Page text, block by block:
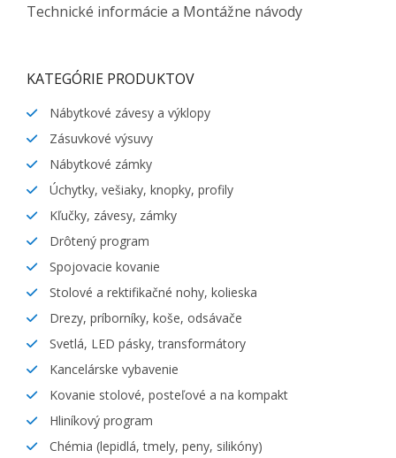
Technické informácie a Montážne návody
KATEGÓRIE PRODUKTOV
Nábytkové závesy a výklopy
Zásuvkové výsuvy
Nábytkové zámky
Úchytky, vešiaky, knopky, profily
Kľučky, závesy, zámky
Drôtený program
Spojovacie kovanie
Stolové a rektifikačné nohy, kolieska
Drezy, príborníky, koše, odsávače
Svetlá, LED pásky, transformátory
Kancelárske vybavenie
Kovanie stolové, posteľové a na kompakt
Hliníkový program
Chémia (lepidlá, tmely, peny, silikóny)